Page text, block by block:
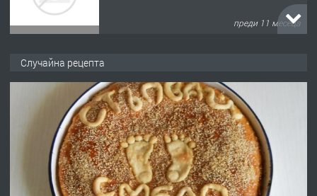
преди 11 месеца
преди 1 година
ПРЕДЛАГА Работа за общи работници
Случайна рецепта